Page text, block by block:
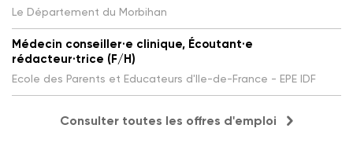
Le Département du Morbihan
Médecin conseiller·e clinique, Écoutant·e
rédacteur·trice (F/H)
Ecole des Parents et Educateurs d'Ile-de-France - EPE IDF
Consulter toutes les offres d'emploi